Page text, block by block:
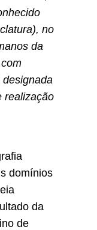
no
da
realização
domínios
da
de